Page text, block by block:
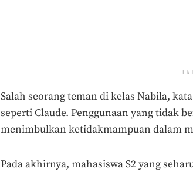
Salah seorang teman di kelas Nabila,
seperti Claude. Penggunaan yang tidak
menimbulkan ketidakmampuan dalam
Pada akhirnya, mahasiswa S2 yang